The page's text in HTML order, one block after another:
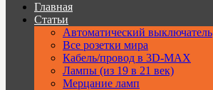
Главная
Статьи
Автоматический выключатель
Все розетки мира
Кабель/провод в 3D-MAX
Лампы (из 19 в 21 век)
Мерцание ламп